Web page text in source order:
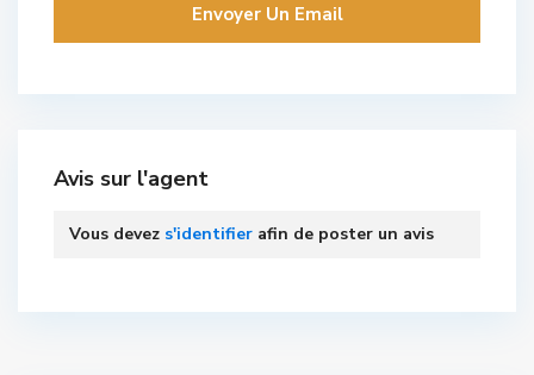
Avis sur l'agent
Vous devez s'identifier afin de poster un avis